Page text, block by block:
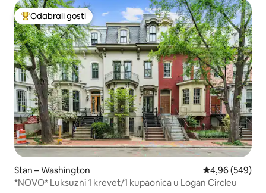
Među najviše rangiranima s oznakom „Odabrali gosti”
Odabrali gosti
Stan – Washington Prosječna
4,96 (549)
*NOVO* Luksuzni 1 krevet/1 kupaonica u Logan Circleu